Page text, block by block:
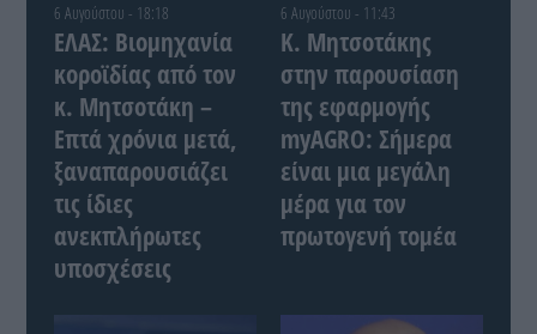
6 Αυγούστου - 18:18
ΕΛΑΣ: Βιομηχανία
κοροϊδίας από τον
κ. Μητσοτάκη –
Επτά χρόνια μετά,
ξαναπαρουσιάζει
τις ίδιες
ανεκπλήρωτες
υποσχέσεις
6 Αυγούστου - 11:43
Κ. Μητσοτάκης
στην παρουσίαση
της εφαρμογής
myAGRO: Σήμερα
είναι μια μεγάλη
μέρα για τον
πρωτογενή τομέα